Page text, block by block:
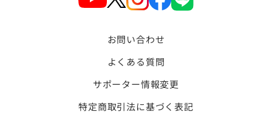
お問い合わせ
よくある質問
サポーター情報変更
特定商取引法に基づく表記